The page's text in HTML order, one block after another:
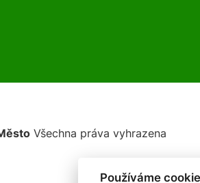
Všechna práva vyhrazena
Používáme